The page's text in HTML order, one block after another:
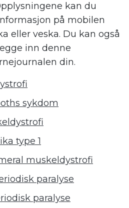
kan du
på mobilen
eller veska. Du kan også
inn denne
din.
sykdom
type 1
muskeldystrofi
paralyse
paralyse